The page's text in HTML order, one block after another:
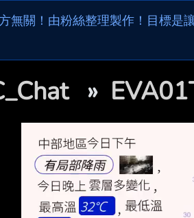
無關！由粉絲整理製作！目標是
»